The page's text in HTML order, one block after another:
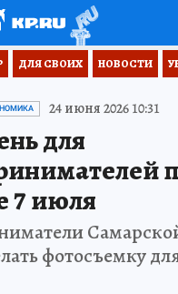
ДЛЯ СВОИХ НОВОСТИ
24 июня 2026 10:31
для
7 июля
фотосъемку